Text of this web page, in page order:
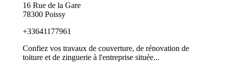
16 Rue de la Gare
78300 Poissy
+33641177961
Confiez vos travaux de couverture, de rénovation de
toiture et de zinguerie à l'entreprise située...